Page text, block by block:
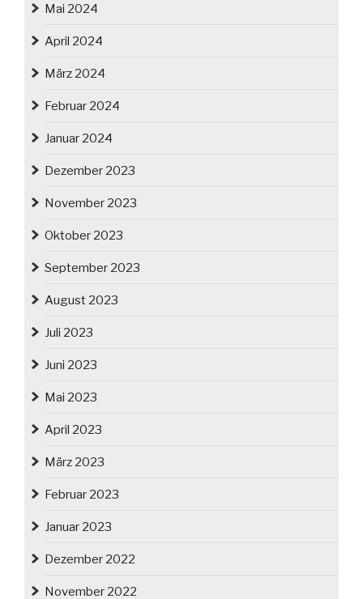
Mai 2024
April 2024
März 2024
Februar 2024
Januar 2024
Dezember 2023
November 2023
Oktober 2023
September 2023
August 2023
Juli 2023
Juni 2023
Mai 2023
April 2023
März 2023
Februar 2023
Januar 2023
Dezember 2022
November 2022